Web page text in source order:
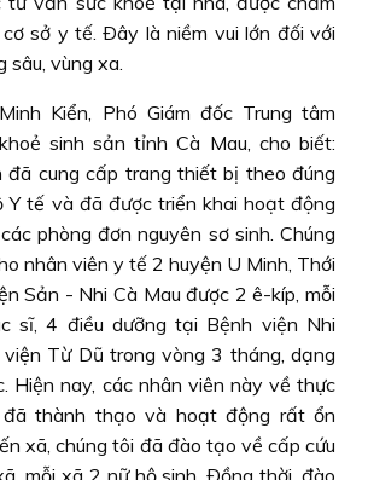
sở y tế. Ðây là niềm vui lớn đối với
sâu, vùng xa.
Kiển, Phó Giám đốc Trung tâm
sinh sản tỉnh Cà Mau, cho biết:
đã cung cấp trang thiết bị theo đúng
Y tế và đã được triển khai hoạt động
phòng đơn nguyên sơ sinh. Chúng
nhân viên y tế 2 huyện U Minh, Thới
Sản - Nhi Cà Mau được 2 ê-kíp, mỗi
sĩ, 4 điều dưỡng tại Bệnh viện Nhi
Từ Dũ trong vòng 3 tháng, dạng
Hiện nay, các nhân viên này về thực
thành thạo và hoạt động rất ổn
xã, chúng tôi đã đào tạo về cấp cứu
mỗi xã 2 nữ hộ sinh. Ðồng thời, đào